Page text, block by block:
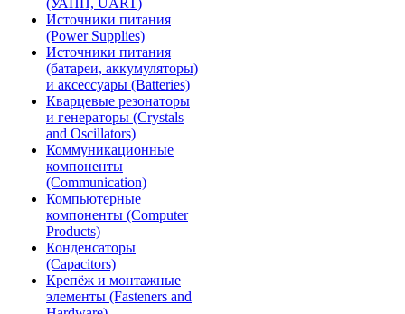
(УАПП, UART)
Источники питания
(Power Supplies)
Источники питания
(батареи, аккумуляторы)
и аксессуары (Batteries)
Кварцевые резонаторы
и генераторы (Crystals
and Oscillators)
Коммуникационные
компоненты
(Communication)
Компьютерные
компоненты (Computer
Products)
Конденсаторы
(Capacitors)
Крепёж и монтажные
элементы (Fasteners and